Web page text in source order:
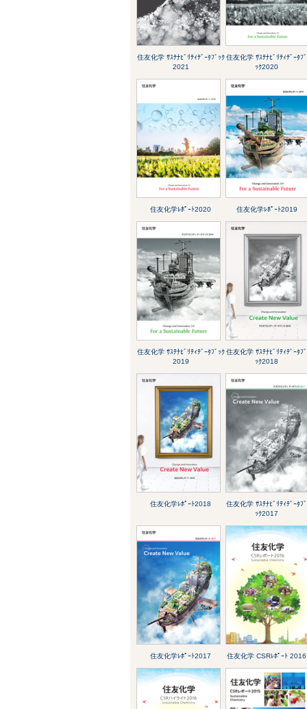
住友化学 ｻｽﾃﾅﾋﾞﾘﾃｨﾃﾞｰﾀﾌﾞｯｸ
2021
住友化学 ｻｽﾃﾅﾋﾞﾘﾃｨﾃﾞｰﾀﾌﾞ
ｯｸ2020
住友化学ﾚﾎﾟｰﾄ2020 住友化学ﾚﾎﾟｰﾄ2019
住友化学 ｻｽﾃﾅﾋﾞﾘﾃｨﾃﾞｰﾀﾌﾞｯｸ
2019
住友化学 ｻｽﾃﾅﾋﾞﾘﾃｨﾃﾞｰﾀﾌﾞ
ｯｸ2018
住友化学ﾚﾎﾟｰﾄ2018
住友化学 ｻｽﾃﾅﾋﾞﾘﾃｨﾃﾞｰﾀﾌﾞ
ｯｸ2017
住友化学ﾚﾎﾟｰﾄ2017 住友化学 CSRﾚﾎﾟｰﾄ 2016